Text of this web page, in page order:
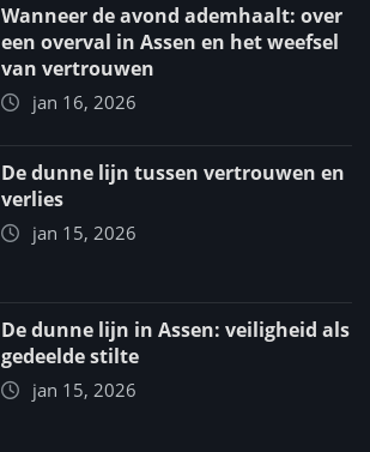
Wanneer de avond ademhaalt: over
een overval in Assen en het weefsel
van vertrouwen
jan 16, 2026
De dunne lijn tussen vertrouwen en
verlies
jan 15, 2026
De dunne lijn in Assen: veiligheid als
gedeelde stilte
jan 15, 2026